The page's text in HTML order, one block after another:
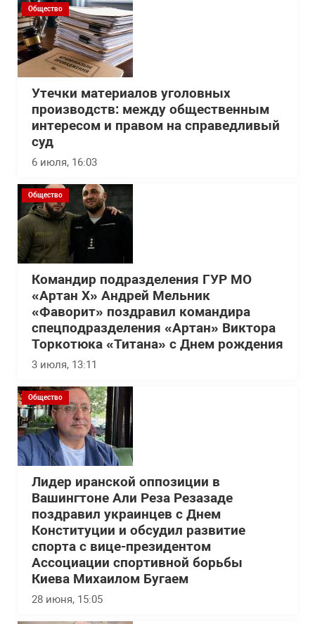
Общество
Утечки материалов уголовных
производств: между общественным
интересом и правом на справедливый
суд
6 июля, 16:03
Общество
Командир подразделения ГУР МО
«Артан Х» Андрей Мельник
«Фаворит» поздравил командира
спецподразделения «Артан» Виктора
Торкотюка «Титана» с Днем рождения
3 июля, 13:11
Общество
Лидер иранской оппозиции в
Вашингтоне Али Реза Резазаде
поздравил украинцев с Днем
Конституции и обсудил развитие
спорта с вице-президентом
Ассоциации спортивной борьбы
Киева Михаилом Бугаем
28 июня, 15:05